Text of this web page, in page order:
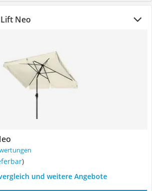
Neo
)
und weitere Angebote